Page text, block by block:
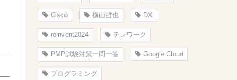
Cisco 横山哲也 DX
reinvent2024 テレワーク
PMP試験対策一問一答 Google Cloud
プログラミング